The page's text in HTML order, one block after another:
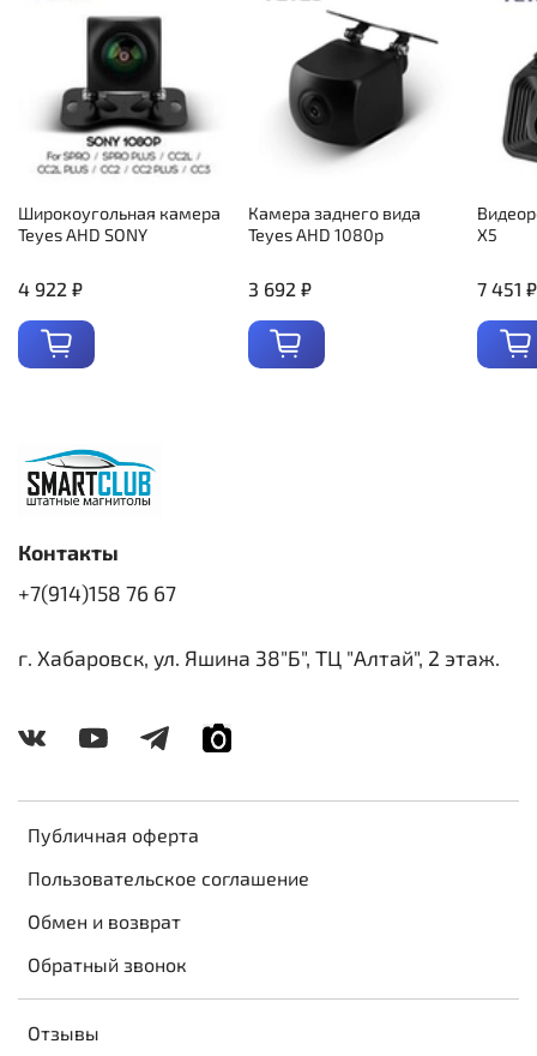
Широкоугольная камера
Teyes AHD SONY
4 922 ₽
Камера заднего вида
Teyes AHD 1080p
3 692 ₽
X5
7 451 ₽
Публичная оферта
Пользовательское соглашение
Обмен и возврат
Обратный звонок
Отзывы
Контакты
+7(914)158 76 67
г. Хабаровск, ул. Яшина 38"Б", ТЦ "Алтай", 2 этаж.